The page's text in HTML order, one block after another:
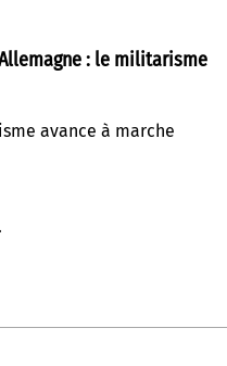
: le militarisme
avance à marche